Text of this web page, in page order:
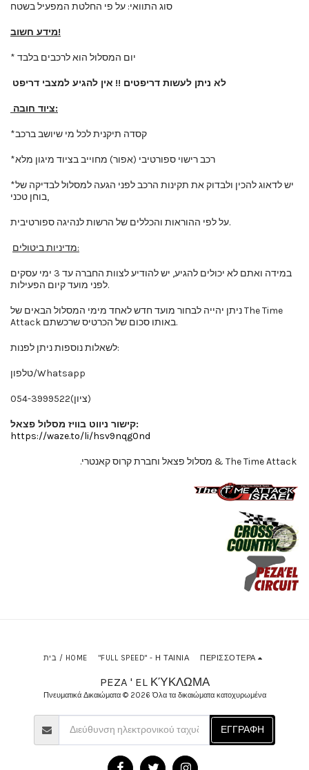
סוג התוואי: על פי החלטת המפעיל בשטח
מידע חשוב!
לא ניתן לעשות דריפטים !! אין להגיע למצבי דריפט
ציוד חובה:
*יש לדאוג להכין ולבדוק את תקינות הרכב לפני הגעה למסלול לבדיקה של
בוחן טכני,
על לפי ההוראות והכללים של הרשות לנהיגה ספורטיבית.
מדיניות ביטולים:
במידה ואתם לא יכולים להגיע, יש להודיע לצוות החברה עד 3 ימי עסקים
לפני מועד קיום הפעילות.
ניתן יהייה לבחור מועד חדש לאחד מימי המסלול הבאים של The Time
Attack באותו סכום של הכרטיס שרכשתם.
לשאלות נוספות ניתן לפנות:
טלפון/Whatsapp
054-3999522(ציון)
קישור ניווט בוויז מסלול פצאל:
https://waze.to/li/hsv9nqg0nd
PEZA ' EL ΚΎΚΛΩΜΑ
Πνευματικά Δικαιώματα © 2026 Όλα τα δικαιώματα κατοχυρωμένα
בית / HOME "FULL SPEED" - Η ΤΑΙΝΊΑ ΠΕΡΙΣΣΌΤΕΡΑ
ΕΓΓΡΑΦΉ